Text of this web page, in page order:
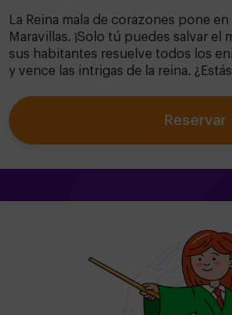
La Reina mala de corazones pone
Maravillas. ¡Solo tú puedes salvar
sus habitantes resuelve todos los
y vence las intrigas de la reina.
juego de escape destinado para
también! Tenemos posibilidad de
local para celebrar, merendar y
iguales de 14 años tendrán que
Reservar